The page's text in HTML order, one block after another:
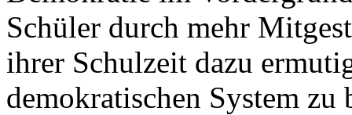
Schüler durch mehr
ihrer Schulzeit dazu
demokratischen System